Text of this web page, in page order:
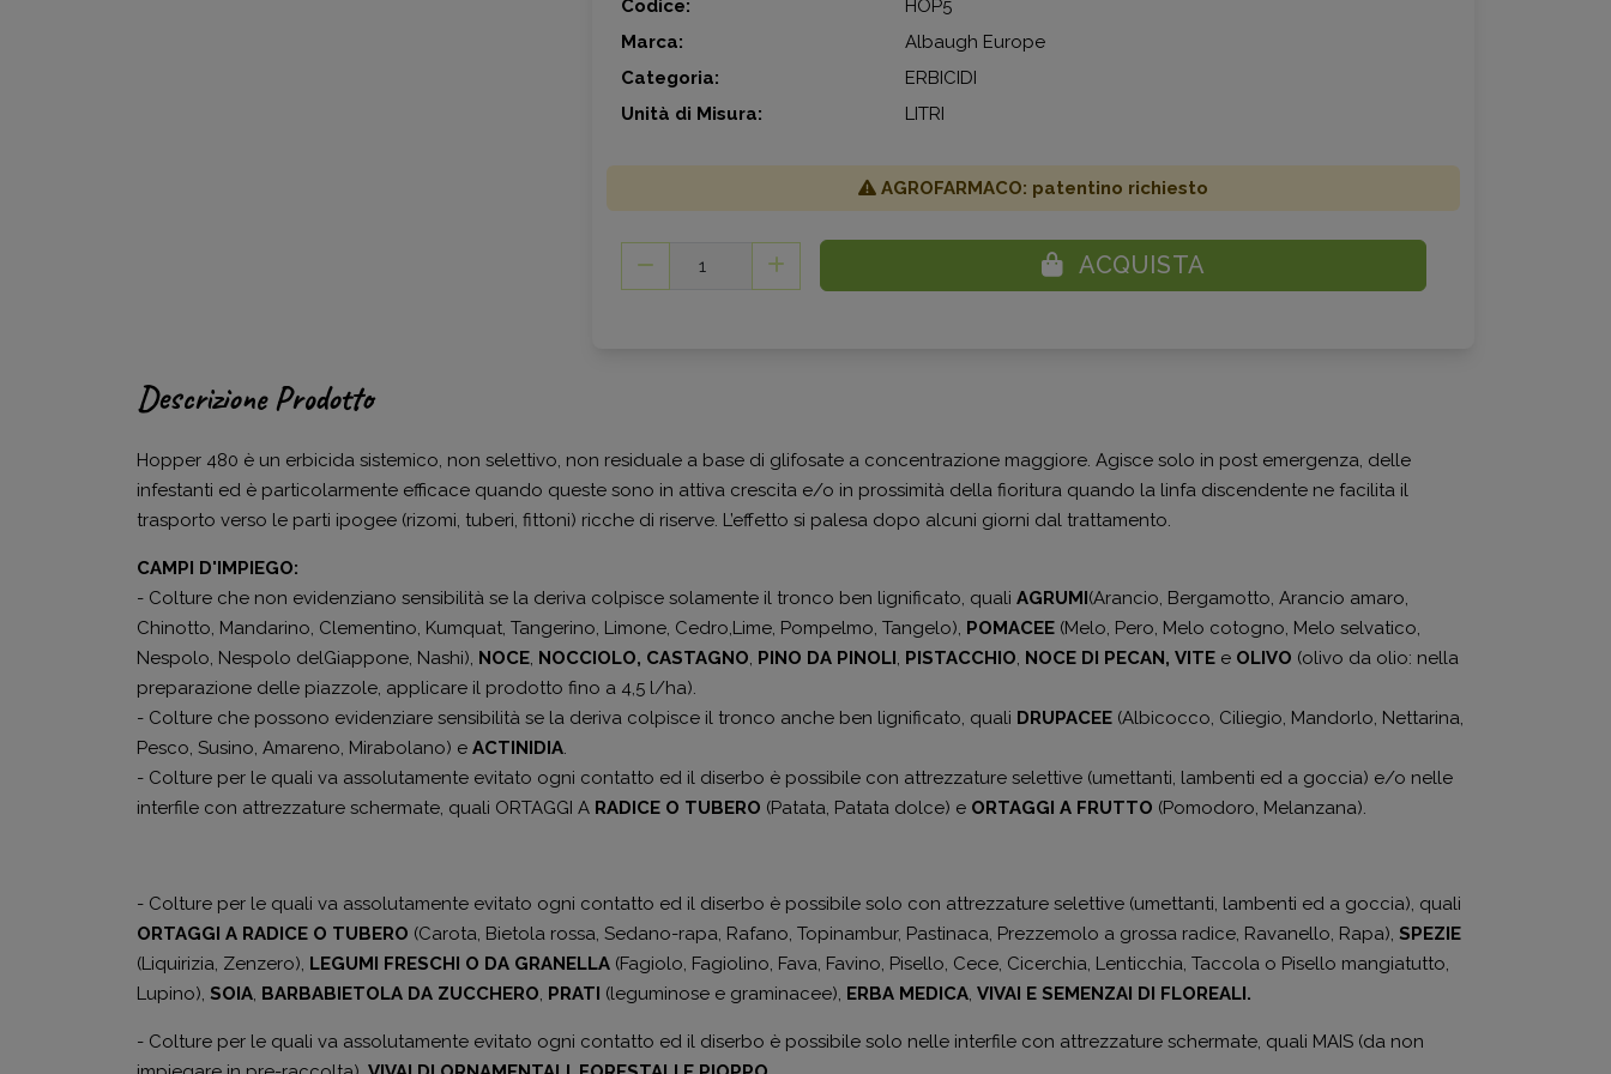
Codice:
HOP5
Marca:
Albaugh Europe
Categoria:
ERBICIDI
Unità di Misura:
LITRI
AGROFARMACO: patentino richiesto
ACQUISTA
Descrizione Prodotto
Hopper 480 è un erbicida sistemico, non selettivo, non residuale a base di glifosate a concentrazione maggiore. Agisce solo in post emergenza, delle
infestanti ed è particolarmente efficace quando queste sono in attiva crescita e/o in prossimità della fioritura quando la linfa discendente ne facilita il
trasporto verso le parti ipogee (rizomi, tuberi, fittoni) ricche di riserve. L’effetto si palesa dopo alcuni giorni dal trattamento.
CAMPI D'IMPIEGO:
- Colture che non evidenziano sensibilità se la deriva colpisce solamente il tronco ben lignificato, quali AGRUMI(Arancio, Bergamotto, Arancio amaro,
Chinotto, Mandarino, Clementino, Kumquat, Tangerino, Limone, Cedro,Lime, Pompelmo, Tangelo), POMACEE (Melo, Pero, Melo cotogno, Melo selvatico,
Nespolo, Nespolo delGiappone, Nashi), NOCE, NOCCIOLO, CASTAGNO, PINO DA PINOLI, PISTACCHIO, NOCE DI PECAN, VITE e OLIVO (olivo da olio: nella
preparazione delle piazzole, applicare il prodotto fino a 4,5 l/ha).
- Colture che possono evidenziare sensibilità se la deriva colpisce il tronco anche ben lignificato, quali DRUPACEE (Albicocco, Ciliegio, Mandorlo, Nettarina,
Pesco, Susino, Amareno, Mirabolano) e ACTINIDIA.
- Colture per le quali va assolutamente evitato ogni contatto ed il diserbo è possibile con attrezzature selettive (umettanti, lambenti ed a goccia) e/o nelle
interfile con attrezzature schermate, quali ORTAGGI A RADICE O TUBERO (Patata, Patata dolce) e ORTAGGI A FRUTTO (Pomodoro, Melanzana).
- Colture per le quali va assolutamente evitato ogni contatto ed il diserbo è possibile solo con attrezzature selettive (umettanti, lambenti ed a goccia), quali
ORTAGGI A RADICE O TUBERO (Carota, Bietola rossa, Sedano-rapa, Rafano, Topinambur, Pastinaca, Prezzemolo a grossa radice, Ravanello, Rapa), SPEZIE
(Liquirizia, Zenzero), LEGUMI FRESCHI O DA GRANELLA (Fagiolo, Fagiolino, Fava, Favino, Pisello, Cece, Cicerchia, Lenticchia, Taccola o Pisello mangiatutto,
Lupino), SOIA, BARBABIETOLA DA ZUCCHERO, PRATI (leguminose e graminacee), ERBA MEDICA, VIVAI E SEMENZAI DI FLOREALI.
- Colture per le quali va assolutamente evitato ogni contatto ed il diserbo è possibile solo nelle interfile con attrezzature schermate, quali MAIS (da non